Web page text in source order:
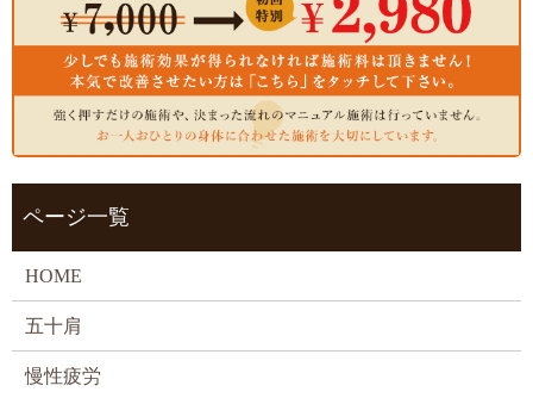
ページ一覧
HOME
五十肩
慢性疲労